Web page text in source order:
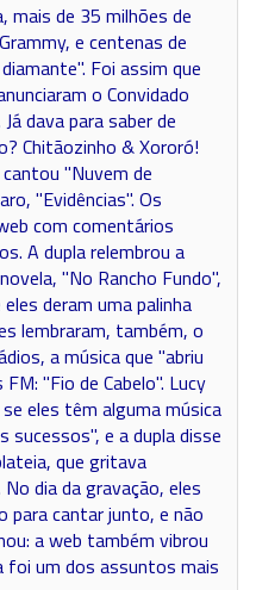
mais de 35 milhões de
e centenas de
Foi assim que
o Convidado
dava para saber de
Chitãozinho & Xororó!
''Nuvem de
''Evidências''. Os
com comentários
A dupla relembrou a
''No Rancho Fundo'',
deram uma palinha
lembraram, também, o
a música que "abriu
''Fio de Cabelo''. Lucy
eles têm alguma música
sucessos", e a dupla disse
que gritava
dia da gravação, eles
cantar junto, e não
a web também vibrou
foi um dos assuntos mais